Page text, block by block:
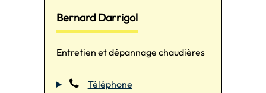
Bernard Darrigol
Entretien et dépannage chaudières
Téléphone